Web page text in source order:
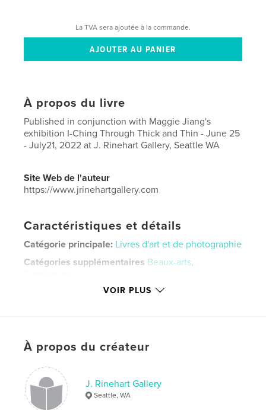
La TVA sera ajoutée à la commande.
À propos du livre
Published in conjunction with Maggie Jiang's
exhibition I-Ching Through Thick and Thin - June 25
- July21, 2022 at J. Rinehart Gallery, Seattle WA
Site Web de l'auteur
https://www.jrinehartgallery.com
Caractéristiques et détails
Catégorie principale: Livres d'art et de photographie
Catégories supplémentaires Beaux-arts,
Catalogues
20×25 cm
Date de publication: juin 16, 2022
LangueEnglish
Mots-clés
abstract
VOIR PLUS
À propos du créateur
J. Rinehart Gallery
Seattle, WA